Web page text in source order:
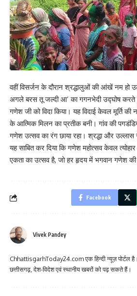
वहीं विसर्जन के दौरान श्रद्धालुओं की आंखें नम हो
अगले बरस तू जल्दी आ’ का गगनभेदी उद्घोष करते
गणेश जी को विदा किया। यह विदाई केवल मूर्ति
के आत्मिक मिलन का प्रतीक बनी। गांव की
गणेश उत्सव का रंग छाया रहा। श्रद्धा और
यह साबित कर दिया कि गणेश महोत्सव केवल
एकता का उत्सव है, जो हर हृदय में भगवान गणेश
Facebook
Vivek Pandey
ChhattisgarhToday24.com एक हिन्दी न्यूज़ पोर्टल
छत्तीसगढ़, देश-विदेश एवं स्थानीय खबरों को पढ़ सकते हैं।